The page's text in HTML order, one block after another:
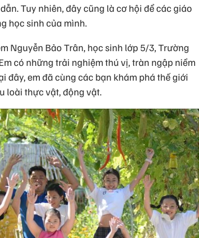
Tuy nhiên, đây cũng là cơ hội để các giáo
học sinh của mình.
Nguyễn Bảo Trân, học sinh lớp 5/3, Trường
có những trải nghiệm thú vị, tràn ngập niềm
đây, em đã cùng các bạn khám phá thế giới
loài thực vật, động vật.